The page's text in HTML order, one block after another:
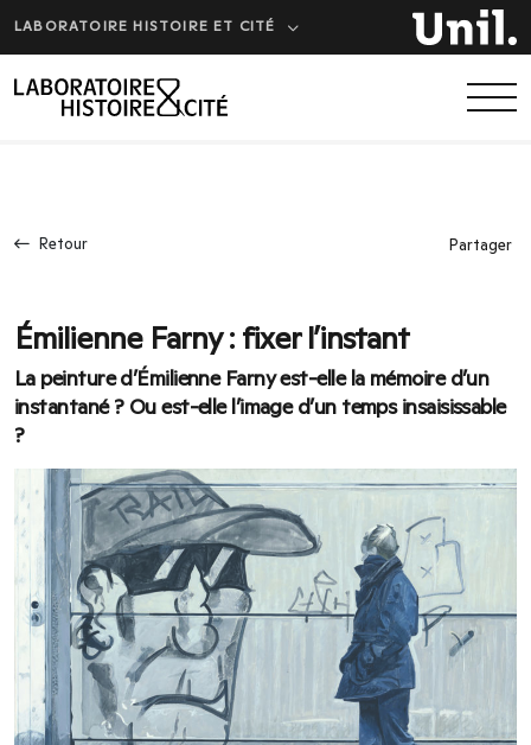
Retour Partager
Émilienne Farny : fixer l’instant
La peinture d’Émilienne Farny est-elle la mémoire d’un
instantané ? Ou est-elle l’image d’un temps insaisissable
?
LABORATOIRE HISTOIRE ET CITÉ